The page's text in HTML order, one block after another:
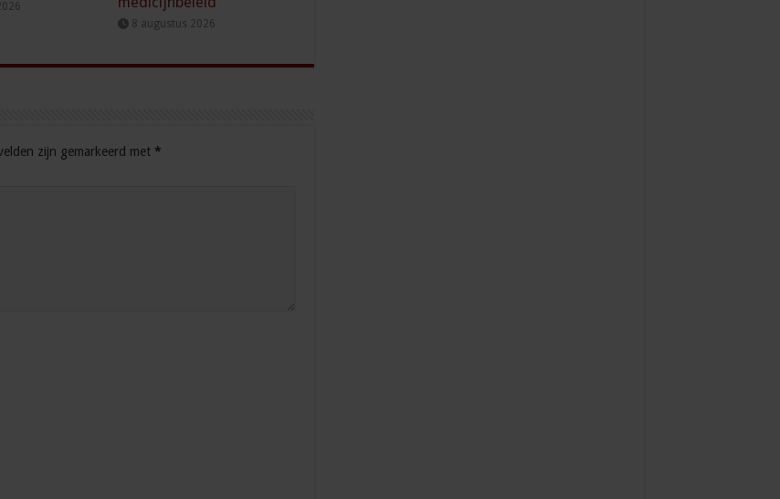
8 augustus 2026
zijn gemarkeerd met *